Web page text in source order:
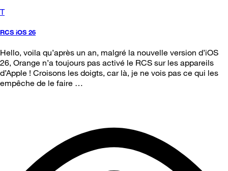
T
RCS iOS 26
Hello, voila qu’après un an, malgré la nouvelle version d’iOS
26, Orange n’a toujours pas activé le RCS sur les appareils
d’Apple ! Croisons les doigts, car là, je ne vois pas ce qui les
empêche de le faire …